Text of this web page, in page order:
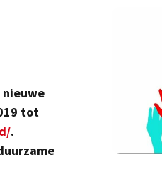
nieuwe
tot
.